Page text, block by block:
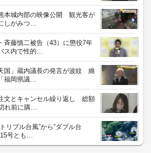
本城内部の映像公開 観光客が
しがみつ…
斉藤慎二被告（43）に懲役7年
ス内で性的…
国」蔵内議長の発言が波紋 維
福岡県議…
文とキャンセル繰り返し 総額
れ前に購…
リプル台風”から“ダブル台
号とも…